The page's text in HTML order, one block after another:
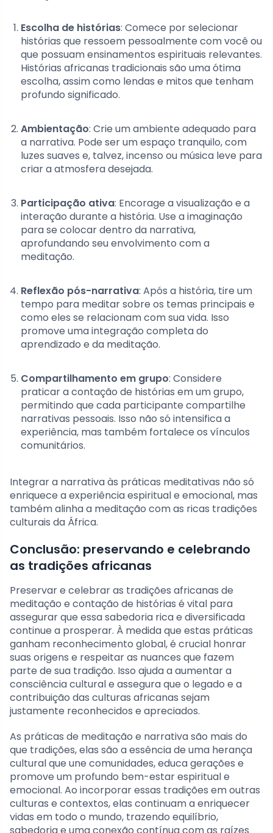
Escolha de histórias: Comece por selecionar
histórias que ressoem pessoalmente com você ou
que possuam ensinamentos espirituais relevantes.
Histórias africanas tradicionais são uma ótima
escolha, assim como lendas e mitos que tenham
profundo significado.
Ambientação: Crie um ambiente adequado para
a narrativa. Pode ser um espaço tranquilo, com
luzes suaves e, talvez, incenso ou música leve para
criar a atmosfera desejada.
Participação ativa: Encorage a visualização e a
interação durante a história. Use a imaginação
para se colocar dentro da narrativa,
aprofundando seu envolvimento com a
meditação.
Reflexão pós-narrativa: Após a história, tire um
tempo para meditar sobre os temas principais e
como eles se relacionam com sua vida. Isso
promove uma integração completa do
aprendizado e da meditação.
Compartilhamento em grupo: Considere
praticar a contação de histórias em um grupo,
permitindo que cada participante compartilhe
narrativas pessoais. Isso não só intensifica a
experiência, mas também fortalece os vínculos
comunitários.
Integrar a narrativa às práticas meditativas não só
enriquece a experiência espiritual e emocional, mas
também alinha a meditação com as ricas tradições
culturais da África.
Conclusão: preservando e celebrando
as tradições africanas
Preservar e celebrar as tradições africanas de
meditação e contação de histórias é vital para
assegurar que essa sabedoria rica e diversificada
continue a prosperar. À medida que estas práticas
ganham reconhecimento global, é crucial honrar
suas origens e respeitar as nuances que fazem
parte de sua tradição. Isso ajuda a aumentar a
consciência cultural e assegura que o legado e a
contribuição das culturas africanas sejam
justamente reconhecidos e apreciados.
As práticas de meditação e narrativa são mais do
que tradições, elas são a essência de uma herança
cultural que une comunidades, educa gerações e
promove um profundo bem-estar espiritual e
emocional. Ao incorporar essas tradições em outras
culturas e contextos, elas continuam a enriquecer
vidas em todo o mundo, trazendo equilíbrio,